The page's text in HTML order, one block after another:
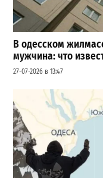
В одесском
мужчина: что
27-07-2026 в 13:47